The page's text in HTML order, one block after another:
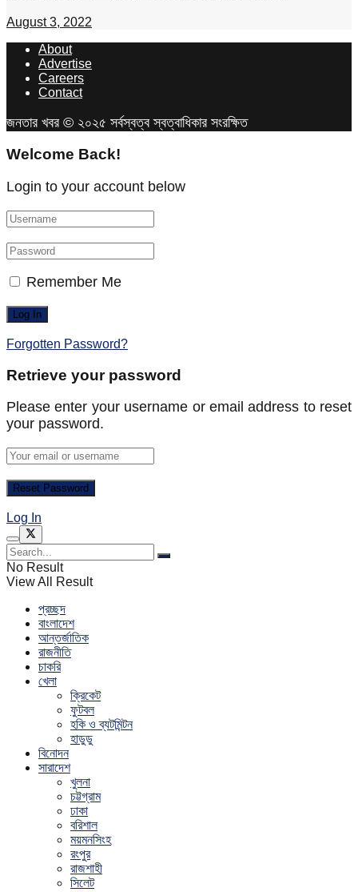
August 3, 2022
About
Advertise
Careers
Contact
জনতার খবর © ২০২৫ সর্বস্বত্ব স্বত্বাধিকার সংরক্ষিত
Welcome Back!
Login to your account below
Remember Me
Forgotten Password?
Retrieve your password
Please enter your username or email address to reset
your password.
Log In
No Result
View All Result
প্রচ্ছদ
বাংলাদেশ
আন্তর্জাতিক
রাজনীতি
চাকরি
খেলা
ক্রিকেট
ফুটবল
হকি ও ব্যটমিন্টন
হাডুডু
বিনোদন
সারাদেশ
খুলনা
চট্টগ্রাম
ঢাকা
বরিশাল
ময়মনসিংহ
রংপুর
রাজশাহী
সিলেট